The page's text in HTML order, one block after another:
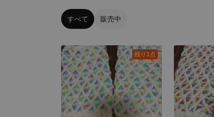
すべて 販売中
残り1点